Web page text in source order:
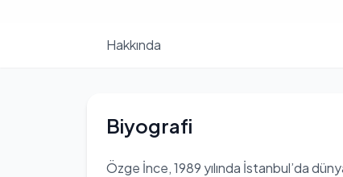
Hakkında
Biyografi
Özge İnce, 1989 yılında İstanbul’da